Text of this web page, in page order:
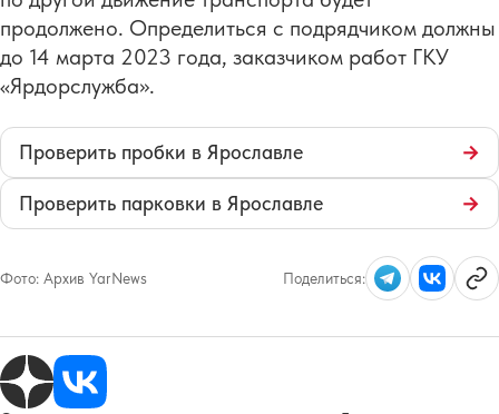
продолжено. Определиться с подрядчиком должны
до 14 марта 2023 года, заказчиком работ ГКУ
«Ярдорслужба».
Проверить пробки в Ярославле →
Проверить парковки в Ярославле →
Фото: Архив YarNews Поделиться: